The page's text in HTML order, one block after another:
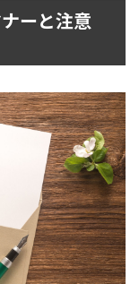
ーと注意